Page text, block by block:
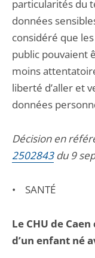
particularités du
données
considéré que
public pouvaient
moins
liberté d’aller et
données
Décision en
2502843du 9
• SANTÉ
Le CHU de
d’un enfant né